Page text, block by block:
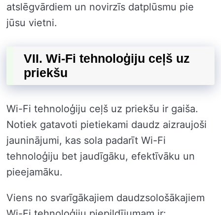
atslēgvārdiem un novirzīs datplūsmu pie
jūsu vietni.
VII. Wi-Fi tehnoloģiju ceļš uz
priekšu
Wi-Fi tehnoloģiju ceļš uz priekšu ir gaiša.
Notiek gatavoti pietiekami daudz aizraujoši
jauninājumi, kas sola padarīt Wi-Fi
tehnoloģiju bet jaudīgāku, efektīvāku un
pieejamāku.
Viens no svarīgākajiem daudzsološākajiem